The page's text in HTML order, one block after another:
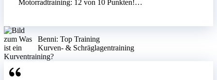
Motorradtraining: 12 von 10 Punkten!…
Benni: Top Training
Kurven- & Schräglagentraining